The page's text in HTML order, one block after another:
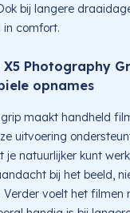
bij langere
in comfort.
Photography
opnames
maakt handheld
uitvoering
je natuurlijker kunt
bij het beeld,
Verder voelt het filmen